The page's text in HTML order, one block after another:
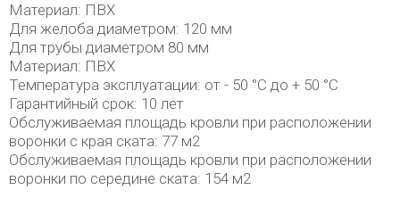
Материал: ПВХ
Для желоба диаметром: 120 мм
Для трубы диаметром 80 мм
Материал: ПВХ
Температура эксплуатации: от - 50 °C до + 50 °C
Гарантийный срок: 10 лет
Обслуживаемая площадь кровли при расположении
воронки с края ската: 77 м2
Обслуживаемая площадь кровли при расположении
воронки по середине ската: 154 м2